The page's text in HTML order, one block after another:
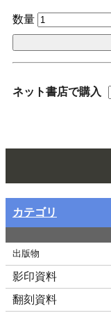
数量
ネット書店で購入
カテゴリ
出版物
影印資料
翻刻資料